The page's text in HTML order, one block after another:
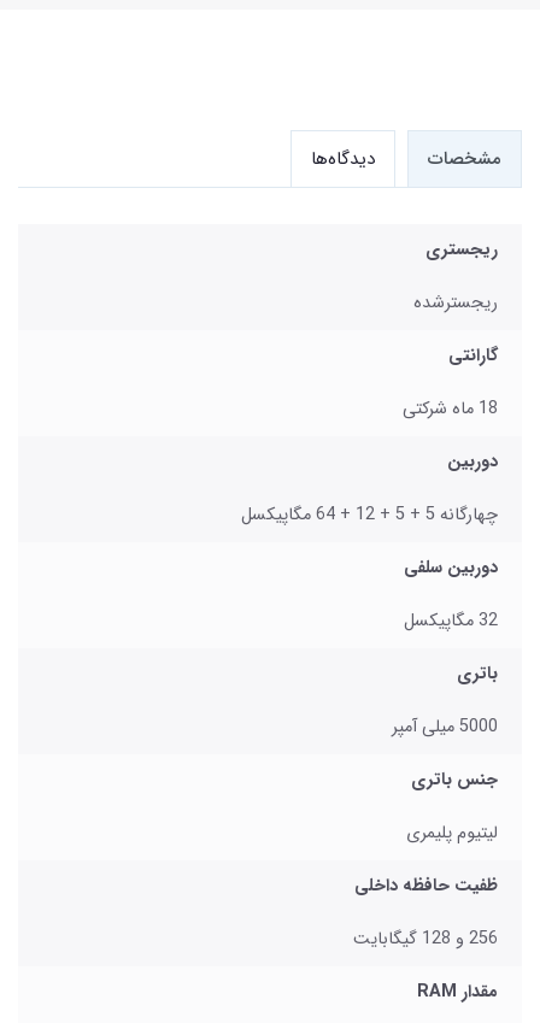
مشخصات دیدگاه‌ها
ریجستری
ریجسترشده
گارانتی
18 ماه شرکتی
دوربین
چهارگانه 5 + 5 + 12 + 64 مگاپیکسل
دوربین سلفی
32 مگاپیکسل
باتری
5000 میلی آمپر
جنس باتری
لیتیوم پلیمری
ظفیت حافظه داخلی
256 و 128 گیگابایت
مقدار RAM